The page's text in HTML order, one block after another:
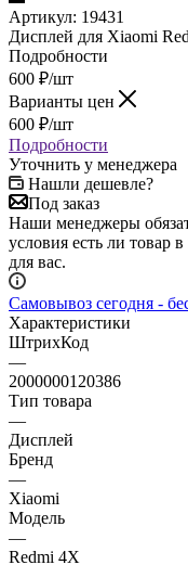
Артикул: 19431
Дисплей для Xiaomi
Подробности
600 ₽/шт
Варианты цен
600 ₽/шт
Подробности
Уточнить у менеджера
Нашли дешевле?
Под заказ
Наши менеджеры
условия есть ли товар
для вас.
Самовывоз сегодня -
Характеристики
ШтрихКод
—
2000000120386
Тип товара
—
Дисплей
Бренд
—
Xiaomi
Модель
—
Redmi 4X